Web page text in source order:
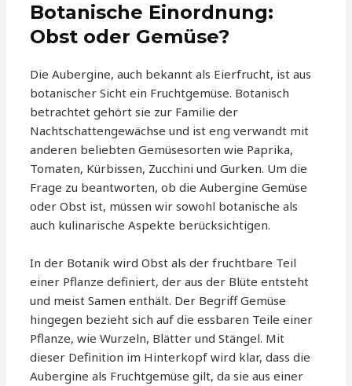
Botanische Einordnung:
Obst oder Gemüse?
Die Aubergine, auch bekannt als Eierfrucht, ist aus
botanischer Sicht ein Fruchtgemüse. Botanisch
betrachtet gehört sie zur Familie der
Nachtschattengewächse und ist eng verwandt mit
anderen beliebten Gemüsesorten wie Paprika,
Tomaten, Kürbissen, Zucchini und Gurken. Um die
Frage zu beantworten, ob die Aubergine Gemüse
oder Obst ist, müssen wir sowohl botanische als
auch kulinarische Aspekte berücksichtigen.
In der Botanik wird Obst als der fruchtbare Teil
einer Pflanze definiert, der aus der Blüte entsteht
und meist Samen enthält. Der Begriff Gemüse
hingegen bezieht sich auf die essbaren Teile einer
Pflanze, wie Wurzeln, Blätter und Stängel. Mit
dieser Definition im Hinterkopf wird klar, dass die
Aubergine als Fruchtgemüse gilt, da sie aus einer